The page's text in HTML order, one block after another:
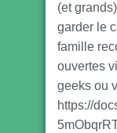
(et
garder le
famille
ouvertes
geeks ou
https://